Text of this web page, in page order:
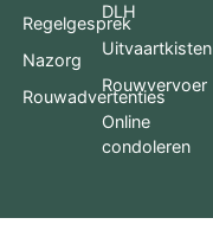
Regelgesprek
Nazorg
Rouwadvertenties
DLH
Uitvaartkisten
Rouwvervoer
Online
condoleren